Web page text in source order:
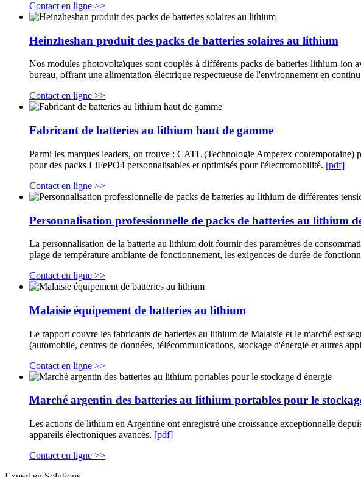
Contact en ligne >>
Heinzheshan produit des packs de batteries solaires au lithium
Nos modules photovoltaïques sont couplés à différents packs de batteries lithium-
bureau, offrant une alimentation électrique respectueuse de l'environnement en
Contact en ligne >>
Fabricant de batteries au lithium haut de gamme
Parmi les marques leaders, on trouve : CATL (Technologie Amperex
pour des packs LiFePO4 personnalisables et optimisés pour l'électromobilité. [pdf]
Contact en ligne >>
Personnalisation professionnelle de packs de batteries au lithium
La personnalisation de la batterie au lithium doit fournir des paramètres de
plage de température ambiante de fonctionnement, les exigences de durée de
Contact en ligne >>
Malaisie équipement de batteries au lithium
Le rapport couvre les fabricants de batteries au lithium de Malaisie et le marché est
(automobile, centres de données, télécommunications, stockage d'énergie et autres
Contact en ligne >>
Marché argentin des batteries au lithium portables pour le
Les actions de lithium en Argentine ont enregistré une croissance exceptionnelle
appareils électroniques avancés. [pdf]
Contact en ligne >>